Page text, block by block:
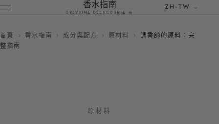
香水指南
SYLVAINE DELACOURTE 著
ZH-TW
首頁 › 香水指南 › 成分與配方 › 原材料 › 調香師的原料：完
整指南
原材料